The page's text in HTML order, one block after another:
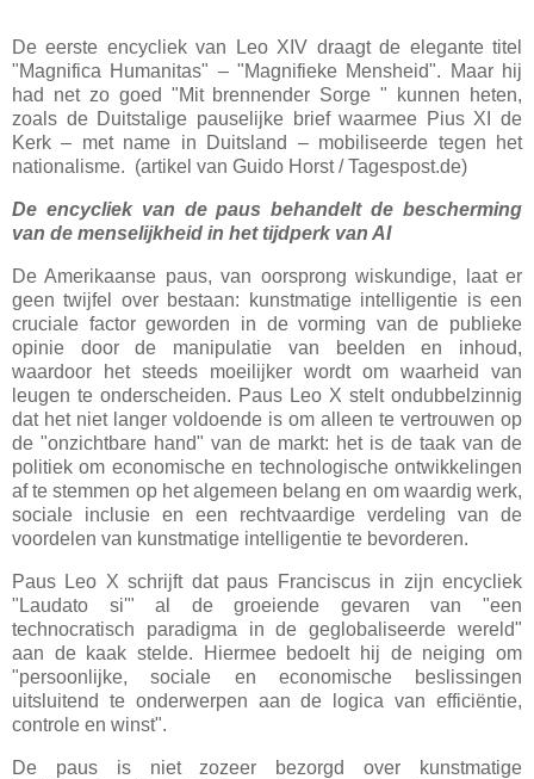
De eerste encycliek van Leo XIV draagtde elegante titel
"Magnifica Humanitas" –"Magnifieke Mensheid". Maar hij
had net zo goed "Mit brennender Sorge " kunnen heten,
zoals de Duitstalige pauselijke brief waarmee Pius XI de
Kerk– met name in Duitsland –mobiliseerde tegen het
nationalisme. (artikel van Guido Horst / Tagespost.de)
De encycliek van de paus behandelt de bescherming
van de menselijkheid in het tijdperk van AI
De Amerikaanse paus, van oorsprong wiskundige, laat er
geen twijfel over bestaan: kunstmatige intelligentie is een
cruciale factor geworden in de vorming van de publieke
opinie door de manipulatie van beelden en inhoud,
waardoor het steeds moeilijker wordt om waarheid van
leugen te onderscheiden. Paus Leo X stelt ondubbelzinnig
dat het niet langer voldoende is om alleen te vertrouwen op
de "onzichtbare hand" van de markt: het is de taak van de
politiek om economische en technologische ontwikkelingen
afte stemmen op het algemeen belang en om waardig werk,
sociale inclusie en een rechtvaardige verdeling van de
voordelen van kunstmatige intelligentie te bevorderen.
Paus Leo X schrijft dat paus Franciscus in zijn encycliek
"Laudato si'" al de groeiende gevaren van "een
technocratisch paradigma in de geglobaliseerde wereld"
aan de kaak stelde. Hiermee bedoelt hij de neiging om
"persoonlijke, sociale en economische beslissingen
uitsluitend te onderwerpen aan de logica van efficiëntie,
controle en winst".
De paus is niet zozeer bezorgd over kunstmatige